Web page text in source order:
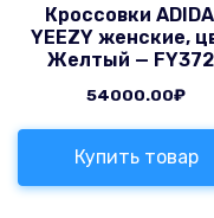
Кроссовки
YEEZY женские,
Желтый —
54000.00₽
Купить товар